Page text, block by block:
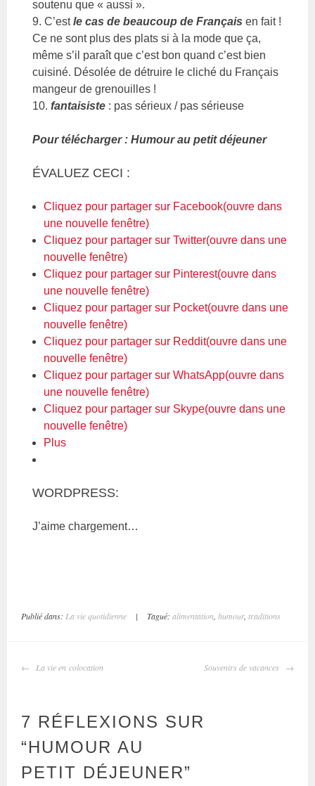
soutenu que « aussi ».
9. C’estle cas de beaucoup de Français en fait !
Ce ne sont plus des plats si à la mode que ça,
même s’il paraît que c’est bon quand c’est bien
cuisiné. Désolée de détruire le cliché du Français
mangeur de grenouilles !
10.fantaisiste : pas sérieux / pas sérieuse
Pour télécharger : Humour au petit déjeuner
ÉVALUEZ CECI :
Cliquez pour partager sur Facebook(ouvre dans
une nouvelle fenêtre)
Cliquez pour partager sur Twitter(ouvre dans une
nouvelle fenêtre)
Cliquez pour partager sur Pinterest(ouvre dans
une nouvelle fenêtre)
Cliquez pour partager sur Pocket(ouvre dans une
nouvelle fenêtre)
Cliquez pour partager sur Reddit(ouvre dans une
nouvelle fenêtre)
Cliquez pour partager sur WhatsApp(ouvre dans
une nouvelle fenêtre)
Cliquez pour partager sur Skype(ouvre dans une
nouvelle fenêtre)
Plus
WORDPRESS:
J’aime chargement…
Publié dans: La vie quotidienne | Tagué:alimentation ,humour,traditions
NAVIGATION
La vie en colocation Souvenirs de vacances
7 RÉFLEXIONS SUR
“HUMOUR AU
PETIT DÉJEUNER”